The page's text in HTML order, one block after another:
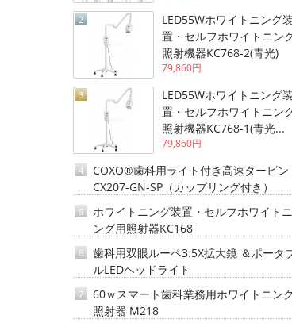
LED55Wホワイトニング装
置・セルフホワイトニン
照射機器KC768-2(青光)
79,860円
2
LED55Wホワイトニング装
置・セルフホワイトニン
照射機器KC768-1(青光...
79,860円
3
COXO®歯科用ライト付き高速タービン
CX207-GN-SP（カップリング付き）
4
ホワイトニング装置・セルフホワイトニ
ング用照射器KC168
5
歯科用双眼ルーペ3.5X拡大鏡 ＆ポータ
ルLEDヘッドライト
6
60ｗスマート歯科業務用ホワイトニン
照射器 M218
7